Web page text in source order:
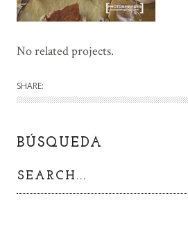
No related projects.
SHARE:
BÚSQUEDA